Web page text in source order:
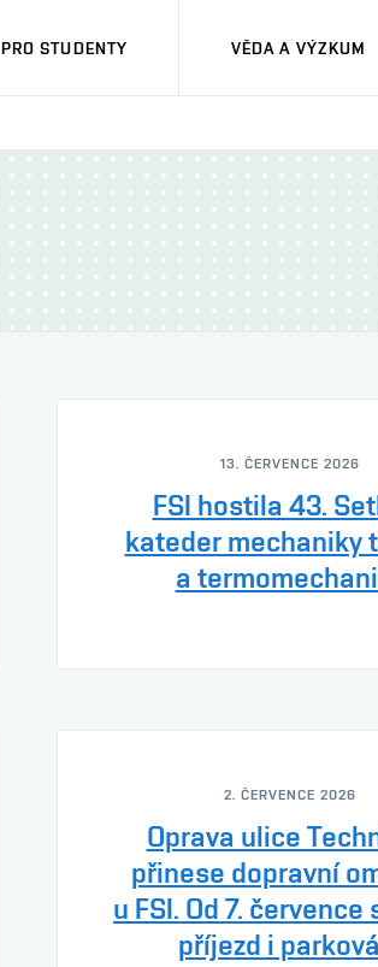
PRO STUDENTY VĚDA A VÝZKUM
13. ČERVENCE 2026
FSI hostila 43.
kateder mechaniky
a
2. ČERVENCE 2026
Oprava ulice
přinese dopravní
u FSI. Od 7. července
příjezd i